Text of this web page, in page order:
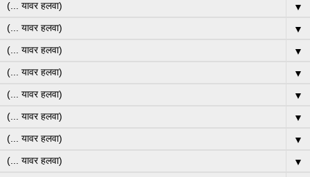
▼
▼
▼
▼
▼
▼
▼
▼